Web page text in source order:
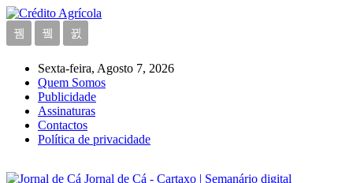
Sexta-feira, Agosto 7, 2026
Quem Somos
Publicidade
Assinaturas
Contactos
Política de privacidade
Jornal de Cá - Cartaxo | Semanário digital